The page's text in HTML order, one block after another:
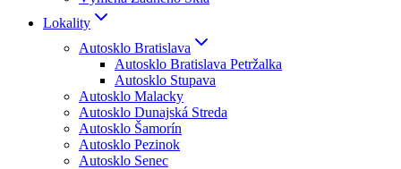
Lokality
Autosklo Bratislava
Autosklo Bratislava Petržalka
Autosklo Stupava
Autosklo Malacky
Autosklo Dunajská Streda
Autosklo Šamorín
Autosklo Pezinok
Autosklo Senec